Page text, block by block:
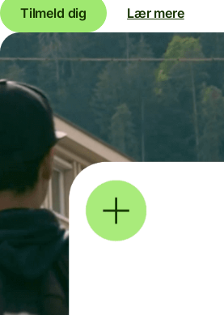
Tilmeld dig Lær mere